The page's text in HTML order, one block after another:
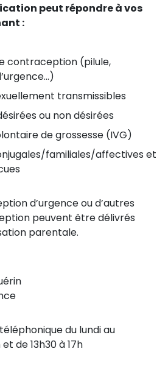
peut répondre à vos
:
contraception (pilule,
transmissibles
ou non désirées
de grossesse (IVG)
familiales/affectives et
d’urgence ou d’autres
peuvent être délivrés
parentale.
du lundi au
de 13h30 à 17h